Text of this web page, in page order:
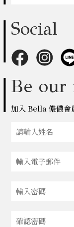
Social
Be our
加入 Bella 儂儂會